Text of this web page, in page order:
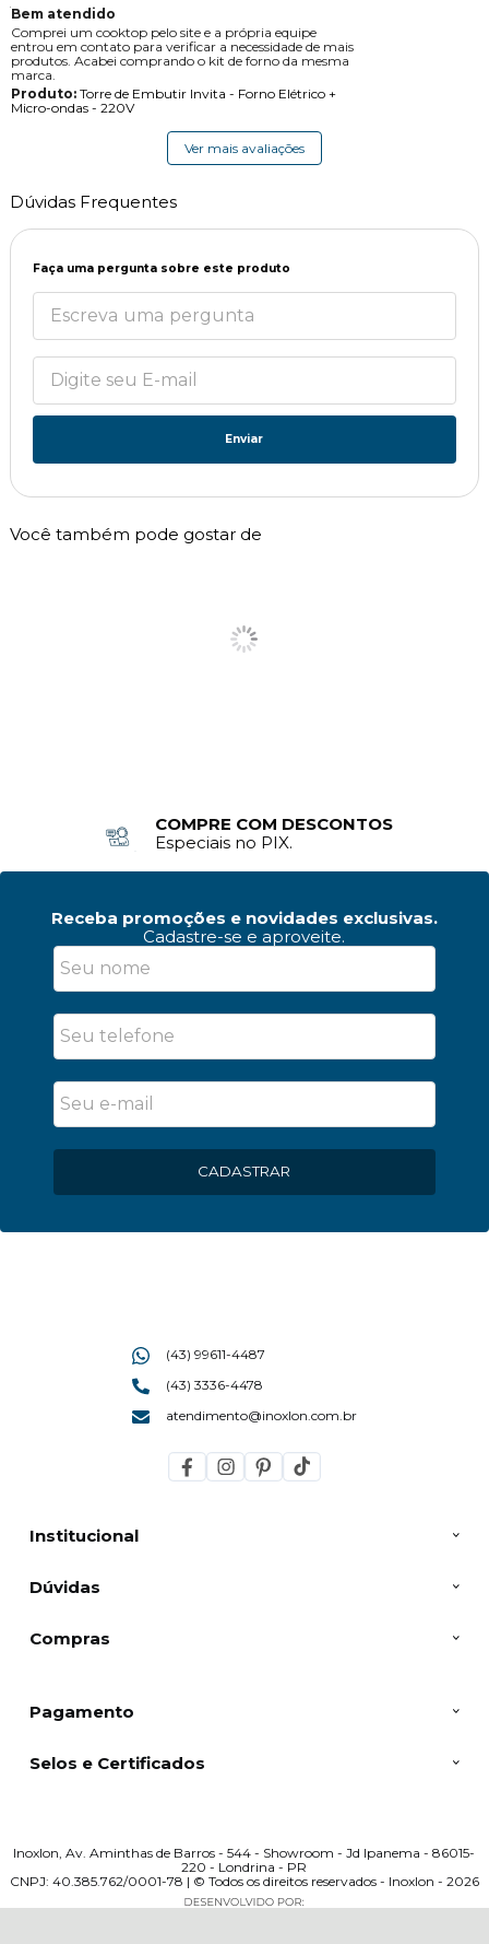
Bem atendido
Comprei um cooktop pelo site e a própria equipe
entrou em contato para verificar a necessidade de mais
produtos. Acabei comprando o kit de forno da mesma
marca.
Produto:Torre de Embutir Invita - Forno Elétrico +
Micro-ondas - 220V
Ver mais avaliações
Dúvidas Frequentes
Faça uma pergunta sobre este produto
Enviar
Você também pode gostar de
FRETE RÁPIDO
Sul e Sudeste
Receba promoções e novidades exclusivas.
Cadastre-se e aproveite.
CADASTRAR
Institucional
Dúvidas
Compras
(43) 99611-4487
(43) 3336-4478
atendimento@inoxlon.com.br
Pagamento
Selos e Certificados
Inoxlon, Av. Aminthas de Barros - 544 - Showroom - Jd Ipanema - 86015-
220 - Londrina - PR
CNPJ: 40.385.762/0001-78 | © Todos os direitos reservados - Inoxlon - 2026